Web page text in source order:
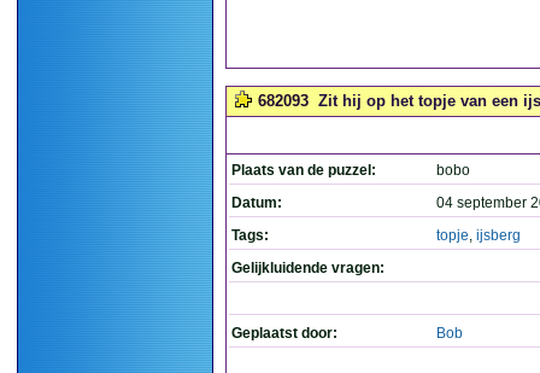
682093 Zit hij op het topje van een
Plaats van de puzzel:
bobo
Datum:
04 september
Tags:
topje, ijsberg
Gelijkluidende vragen:
Geplaatst door: Bob